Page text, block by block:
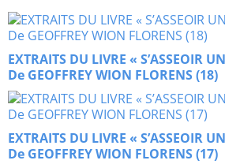
EXTRAITS DU LIVRE « S’ASSEOIR
De GEOFFREY WION FLORENS (18)
EXTRAITS DU LIVRE « S’ASSEOIR
De GEOFFREY WION FLORENS (17)